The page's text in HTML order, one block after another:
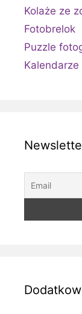
Kolaże ze
Fotobrelok
Puzzle
Kalendarze